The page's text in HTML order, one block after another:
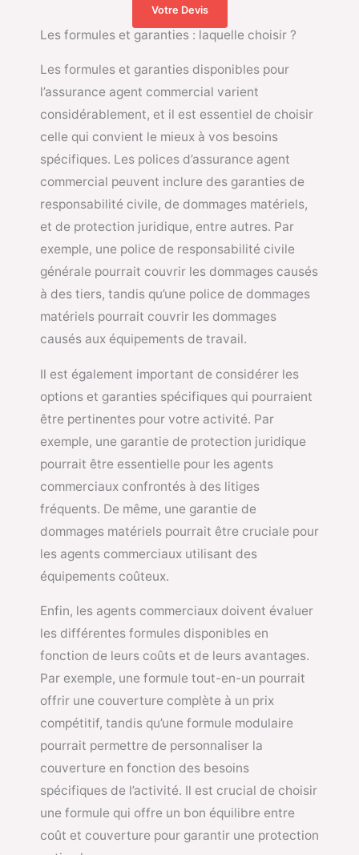
Votre Devis
Les formules et garanties : laquelle choisir ?
Les formules et garanties disponibles pour
l’assurance agent commercial varient
considérablement, et il est essentiel de choisir
celle qui convient le mieux à vos besoins
spécifiques. Les polices d’assurance agent
commercial peuvent inclure des garanties de
responsabilité civile, de dommages matériels,
et de protection juridique, entre autres. Par
exemple, une police de responsabilité civile
générale pourrait couvrir les dommages causés
à des tiers, tandis qu’une police de dommages
matériels pourrait couvrir les dommages
causés aux équipements de travail.
Il est également important de considérer les
options et garanties spécifiques qui pourraient
être pertinentes pour votre activité. Par
exemple, une garantie de protection juridique
pourrait être essentielle pour les agents
commerciaux confrontés à des litiges
fréquents. De même, une garantie de
dommages matériels pourrait être cruciale pour
les agents commerciaux utilisant des
équipements coûteux.
Enfin, les agents commerciaux doivent évaluer
les différentes formules disponibles en
fonction de leurs coûts et de leurs avantages.
Par exemple, une formule tout-en-un pourrait
offrir une couverture complète à un prix
compétitif, tandis qu’une formule modulaire
pourrait permettre de personnaliser la
couverture en fonction des besoins
spécifiques de l’activité. Il est crucial de choisir
une formule qui offre un bon équilibre entre
coût et couverture pour garantir une protection